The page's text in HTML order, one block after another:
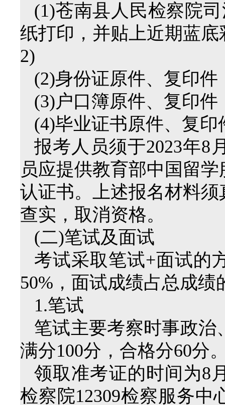
(1)苍南县人民检察院
纸打印，并贴上近期蓝
2)
(2)身份证原件、复印件
(3)户口簿原件、复印件
(4)毕业证书原件、复印
报考人员须于2023年8
员应提供教育部中国留
认证书。上述报名材料
查实，取消资格。
(二)笔试及面试
考试采取笔试+面试的
50%，面试成绩占总成绩
1.笔试
笔试主要考察时事政治
满分100分，合格分60分
领取准考证的时间为8
检察院12309检察服务